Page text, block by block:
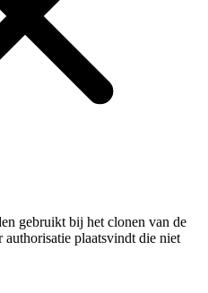
gebruikt bij het clonen van de
authorisatie plaatsvindt die niet